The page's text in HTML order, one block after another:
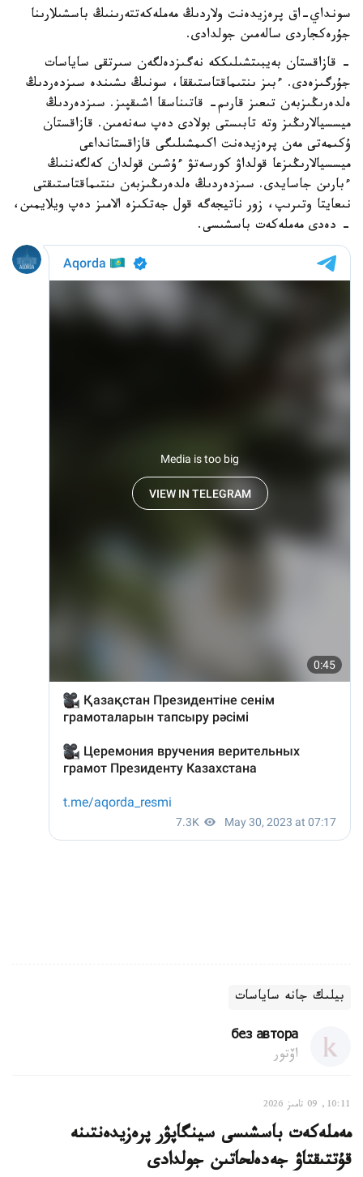
سونداي-اق پرەزيدەنت ولاردىڭ مەملەكەتتەرىنىڭ باسشىلارىنا
جۇرەكجاردى سالەمىن جولدادى.
- قازاقستان بەيبىتشىلىككە نەگىزدەلگەن سىرتقى ساياسات
جۇرگىزەدى. ءبىز ىنتىماقتاستىققا، سونىڭ ىشىندە سىزدەردىڭ
ەلدەرىڭىزبەن تىعىز قارىم- قاتىناسقا اشىقپىز. سىزدەردىڭ
ميسسيالارىڭىز وتە تابىستى بولادى دەپ سەنەمىن. قازاقستان
ۇكىمەتى مەن پرەزيدەنت اكىمشىلىگى قازاقستانداعى
ميسسيالارىڭىزعا قولداۋ كورسەتۋ ءۇشىن قولدان كەلگەننىڭ
ءبارىن جاسايدى. سىزدەردىڭ ەلدەرىڭىزبەن ىنتىماقتاستىقتى
نىعايتا وتىرىپ، زور ناتيجەگە قول جەتكىزە الامىز دەپ ويلايمىن،
- دەدى مەملەكەت باسشىسى.
بيلىك جانە ساياسات
без автора
اۆتور
10:11, 09 تامىز 2026
مەملەكەت باسشىسى سينگاپۋر پرەزيدەنتىنە
قۇتتىقتاۋ جەدەلحاتىن جولدادى